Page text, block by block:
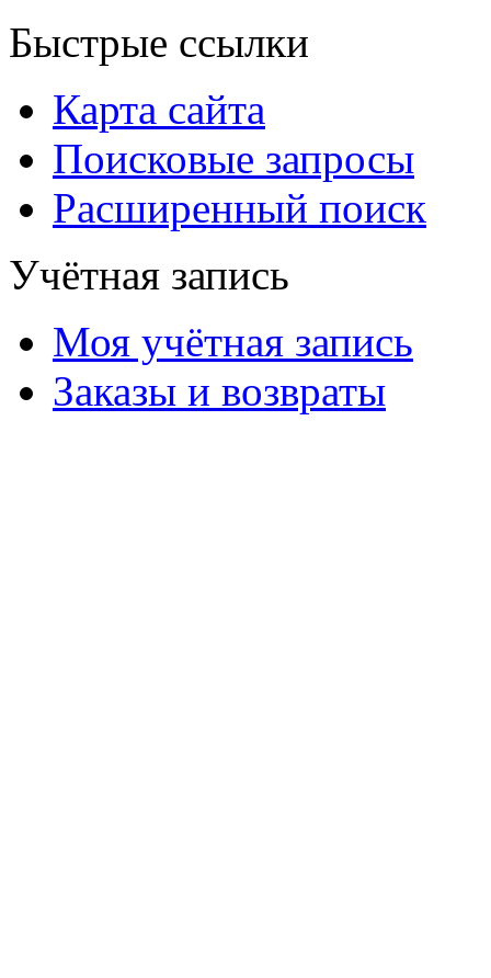
Быстрые ссылки
Карта сайта
Поисковые запросы
Расширенный поиск
Учётная запись
Моя учётная запись
Заказы и возвраты